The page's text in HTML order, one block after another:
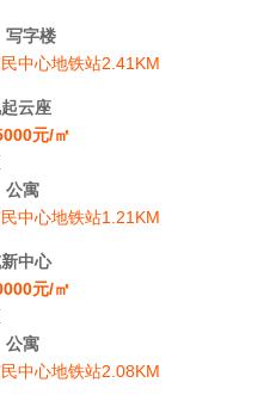
写字楼
中心地铁站2.41KM
云座
元/㎡
公寓
中心地铁站1.21KM
中心
元/㎡
公寓
中心地铁站2.08KM